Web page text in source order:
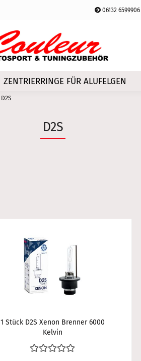
06132 6599906
Lieferland
ZENTRIERRINGE FÜR ALUFELGEN
D2S
D2S
1 Stück D2S Xenon Brenner 6000
Kelvin